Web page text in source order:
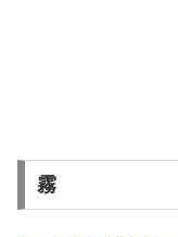
霧